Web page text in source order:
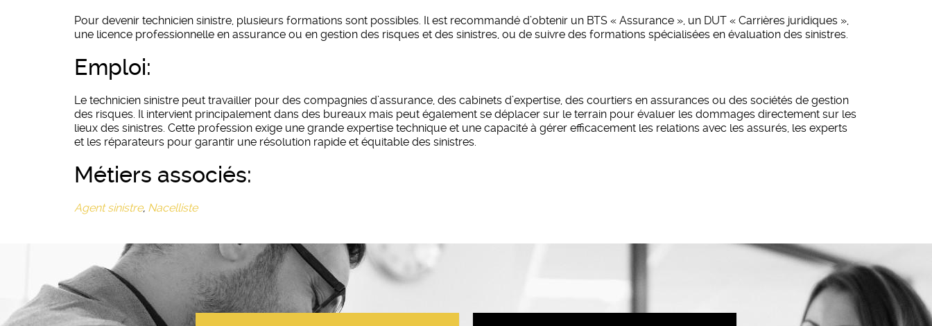
Pour devenir technicien sinistre, plusieurs formations sont possibles. Il est recommandé d’obtenir un BTS « Assurance », un DUT « Carrières juridiques »,
une licence professionnelle en assurance ou en gestion des risques et des sinistres, ou de suivre des formations spécialisées en évaluation des sinistres.
emploi:
Le technicien sinistre peut travailler pour des compagnies d’assurance, des cabinets d’expertise, des courtiers en assurances ou des sociétés de gestion
des risques. Il intervient principalement dans des bureaux mais peut également se déplacer sur le terrain pour évaluer les dommages directement sur les
lieux des sinistres. Cette profession exige une grande expertise technique et une capacité à gérer efficacement les relations avec les assurés, les experts
et les réparateurs pour garantir une résolution rapide et équitable des sinistres.
métiers associés:
Agent sinistre, Nacelliste